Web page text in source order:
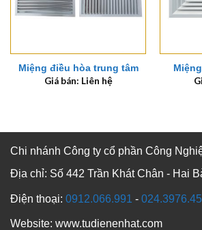
Miệng điều hòa trung tâm
Giá bán: Liên hệ
Chi nhánh Công ty cổ phần Công
Địa chỉ: Số 442 Trần Khát Chân - Hai
Điện thoại: 0912.066.991 -
Website: www.tudienenhat.com